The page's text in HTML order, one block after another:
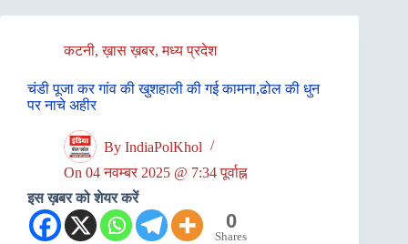
कटनी,ख़ास ख़बर,मध्य प्रदेश
चंडी पूजा कर गांव की खुशहाली की गई कामना,ढोल की धुन
पर नाचे अहीर
By IndiaPolKhol
On 04 नवम्बर 2025 @ 7:34 पूर्वाह्न
इस ख़बर को शेयर करें
0
Shares